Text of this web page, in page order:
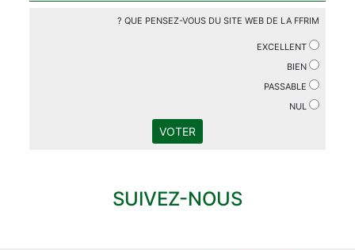
QUE PENSEZ-VOUS DU SITE WEB DE LA FFRIM ?
EXCELLENT
BIEN
NUL
VOTER
SUIVEZ-NOUS